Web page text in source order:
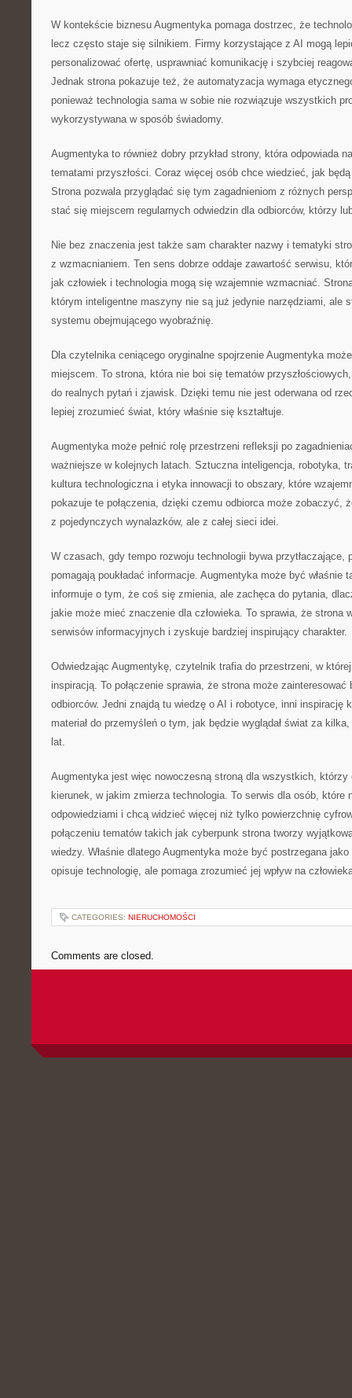
W kontekście biznesu Augmentyka pomaga dostrzec, że
lecz często staje się silnikiem. Firmy korzystające z AI mogą
personalizować ofertę, usprawniać komunikację i szybciej
Jednak strona pokazuje też, że automatyzacja wymaga
ponieważ technologia sama w sobie nie rozwiązuje wszystkich
wykorzystywana w sposób świadomy.
Augmentyka to również dobry przykład strony, która odpowiada
tematami przyszłości. Coraz więcej osób chce wiedzieć, jak
Strona pozwala przyglądać się tym zagadnieniom z różnych
stać się miejscem regularnych odwiedzin dla odbiorców, którzy
Nie bez znaczenia jest także sam charakter nazwy i tematyki
z wzmacnianiem. Ten sens dobrze oddaje zawartość serwisu,
jak człowiek i technologia mogą się wzajemnie wzmacniać.
którym inteligentne maszyny nie są już jedynie narzędziami, ale
systemu obejmującego wyobraźnię.
Dla czytelnika ceniącego oryginalne spojrzenie Augmentyka
miejscem. To strona, która nie boi się tematów
do realnych pytań i zjawisk. Dzięki temu nie jest oderwana od
lepiej zrozumieć świat, który właśnie się kształtuje.
Augmentyka może pełnić rolę przestrzeni refleksji po
ważniejsze w kolejnych latach. Sztuczna inteligencja, robotyka,
kultura technologiczna i etyka innowacji to obszary, które
pokazuje te połączenia, dzięki czemu odbiorca może zobaczyć,
z pojedynczych wynalazków, ale z całej sieci idei.
W czasach, gdy tempo rozwoju technologii bywa przytłaczające,
pomagają poukładać informacje. Augmentyka może być właśnie
informuje o tym, że coś się zmienia, ale zachęca do pytania,
jakie może mieć znaczenie dla człowieka. To sprawia, że strona
serwisów informacyjnych i zyskuje bardziej inspirujący charakter.
Odwiedzając Augmentykę, czytelnik trafia do przestrzeni, w
inspiracją. To połączenie sprawia, że strona może zainteresować
odbiorców. Jedni znajdą tu wiedzę o AI i robotyce, inni inspirację
materiał do przemyśleń o tym, jak będzie wyglądał świat za
lat.
Augmentyka jest więc nowoczesną stroną dla wszystkich, którzy
kierunek, w jakim zmierza technologia. To serwis dla osób, które
odpowiedziami i chcą widzieć więcej niż tylko powierzchnię
połączeniu tematów takich jak cyberpunk strona tworzy
wiedzy. Właśnie dlatego Augmentyka może być postrzegana
opisuje technologię, ale pomaga zrozumieć jej wpływ na
CATEGORIES: NIERUCHOMOŚCI
Comments are closed.